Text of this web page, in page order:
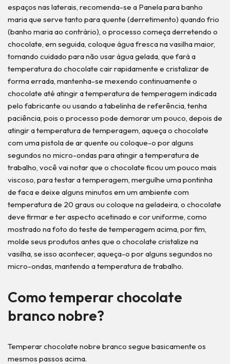
espaços nas laterais, recomenda-se a Panela para banho
maria que serve tanto para quente (derretimento) quando frio
(banho maria ao contrário), o processo começa derretendo o
chocolate, em seguida, coloque água fresca na vasilha maior,
tomando cuidado para não usar água gelada, que fará a
temperatura do chocolate cair rapidamente e cristalizar de
forma errada, mantenha-se mexendo continuamente o
chocolate até atingir a temperatura de temperagem indicada
pelo fabricante ou usando a tabelinha de referência, tenha
paciência, pois o processo pode demorar um pouco, depois de
atingir a temperatura de temperagem, aqueça o chocolate
com uma pistola de ar quente ou coloque-o por alguns
segundos no micro-ondas para atingir a temperatura de
trabalho, você vai notar que o chocolate ficou um pouco mais
viscoso, para testar a temperagem, mergulhe uma pontinha
de faca e deixe alguns minutos em um ambiente com
temperatura de 20 graus ou coloque na geladeira, o chocolate
deve firmar e ter aspecto acetinado e cor uniforme, como
mostrado na foto do teste de temperagem acima, por fim,
molde seus produtos antes que o chocolate cristalize na
vasilha, se isso acontecer, aqueça-o por alguns segundos no
micro-ondas, mantendo a temperatura de trabalho.
Como temperar chocolate
branco nobre?
Temperar chocolate nobre branco segue basicamente os
mesmos passos acima.